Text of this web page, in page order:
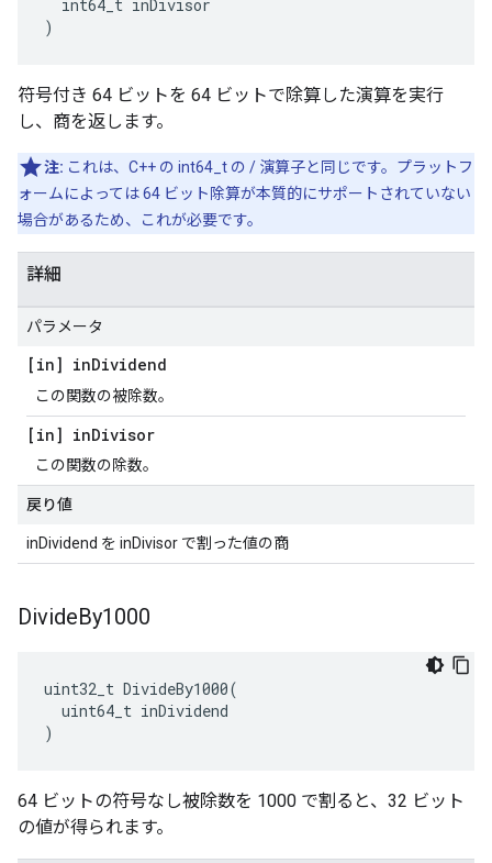
  int64_t inDivisor
)
符号付き 64 ビットを 64 ビットで除算した演算を実行
し、商を返します。
注: これは、C++ の int64_t の / 演算子と同じです。プラットフ
ォームによっては 64 ビット除算が本質的にサポートされていない
場合があるため、これが必要です。
詳細
パラメータ
[in] inDividend
この関数の被除数。
[in] inDivisor
この関数の除数。
戻り値
inDividend を inDivisor で割った値の商
DivideBy1000
uint32_t DivideBy1000(
  uint64_t inDividend
)
64 ビットの符号なし被除数を 1000 で割ると、32 ビット
の値が得られます。